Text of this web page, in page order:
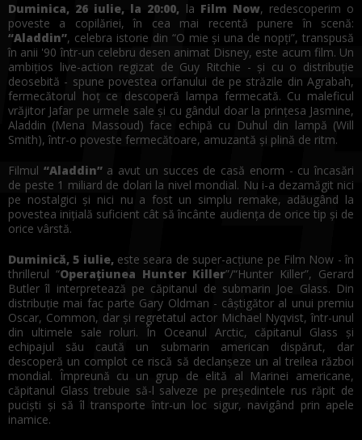
Duminica, 26 iulie, la 20:00, la Film Now, redescoperim o
poveste a copilăriei, în cea mai recentă punere în scenă:
“Aladdin”, celebra istorie din “O mie și una de nopți”, transpusă
în anii '90 într-un celebru desen animat Disney, este acum film. Un
ambițios live-action regizat de Guy Ritchie - și cu o distribuție
deosebită - spune povestea orfanului de pe străzile din Agrabah,
fermecătorul hoț ce descoperă lampa fermecată. Cu maleficul
vrăjitor Jafar pe urmele sale și cu gândul doar la prințesa Jasmine,
Aladdin (Mena Massoud) face echipă cu Duhul din lampă (Will
Smith), într-o poveste fermecătoare, amuzantă și plină de ritm.
Filmul “Aladdin”a avut un succes de casă enorm - cu încasări
de peste 1 miliard de dolari la nivel mondial. Nu i-a dezamăgit nici
pe nostalgici și nici nu a fost un simplu remake, adăugând la
povestea inițială suficient cât să încânte audiența de orice tip și de
orice vârstă.
Duminică, 5 iulie,este seara de super-acțiune pe Film Now - în
thrillerul “Operațiunea Hunter Killer”/“Hunter Killer”, Gerard
Butler îl interpretează pe căpitanul de submarin Joe Glass. Din
distribuție mai fac parte Gary Oldman - câștigător al unui premiu
Oscar, Common, dar și regretatul actor Michael Nyqvist, într-unul
din ultimele sale roluri. În Oceanul Arctic, căpitanul Glass și
echipajul său caută un submarin american dispărut, dar
descoperă un complot ce riscă să declanșeze un al treilea război
mondial. Împreună cu un grup de elită al Marinei americane,
căpitanul Glass trebuie să-l salveze pe președintele rus răpit de
puciști și să îl transporte într-un loc sigur, navigând prin apele
inamice.